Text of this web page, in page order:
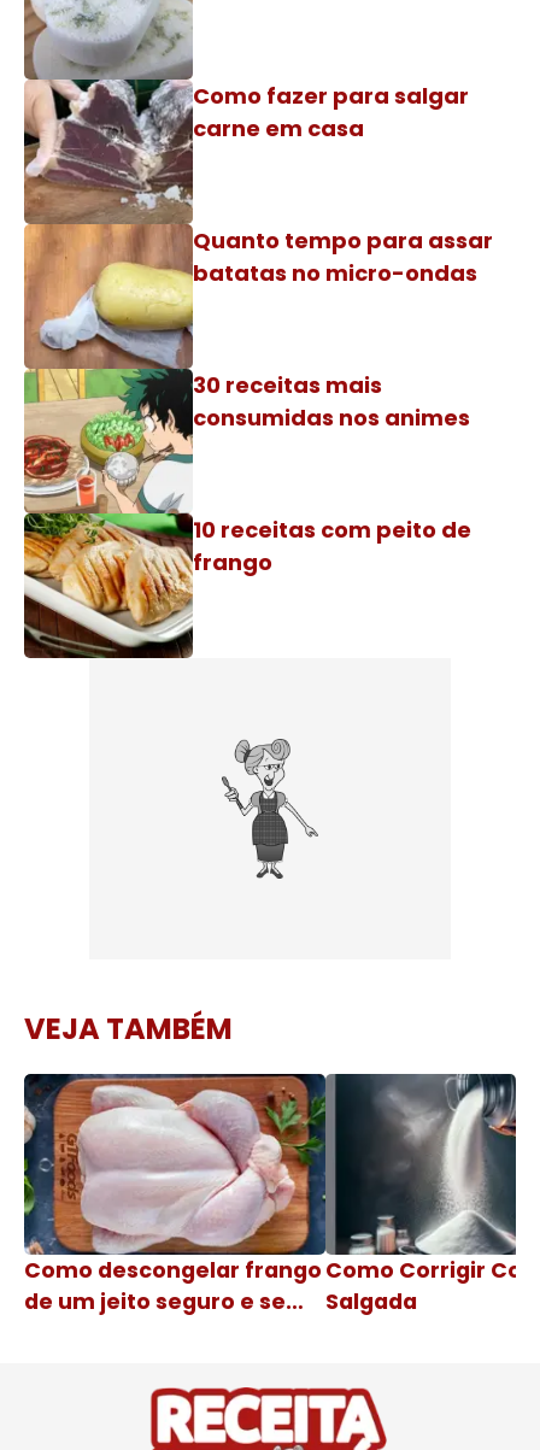
Como fazer para salgar
carne em casa
Quanto tempo para assar
batatas no micro-ondas
30 receitas mais
consumidas nos animes
10 receitas com peito de
frango
VEJA TAMBÉM
Como descongelar frango
de um jeito seguro e sem
Como Corrigir
Salgada